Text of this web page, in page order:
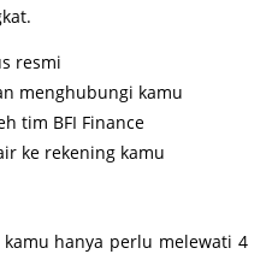
resmi
menghubungi kamu
tim BFI Finance
ke rekening kamu
hanya perlu melewati 4